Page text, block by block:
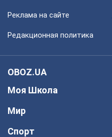
Реклама на сайте
Редакционная политика
OBOZ.UA
Моя Школа
Мир
Спорт